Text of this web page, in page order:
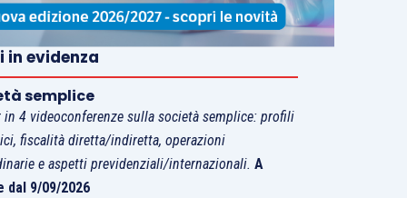
in evidenza
semplice
in 4 videoconferenze sulla società semplice: profili
fiscalità diretta/indiretta, operazioni
e aspetti previdenziali/internazionali.A
dal 9/09/2026